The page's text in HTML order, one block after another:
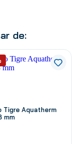
de:
Tigre Aquatherm
mm